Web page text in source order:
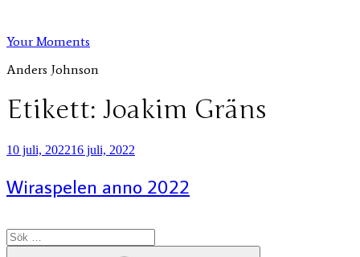
innehåll
Your Moments
Anders Johnson
Etikett: Joakim Gräns
Publicerat
10 juli, 202216 juli, 2022
Wiraspelen anno 2022
Sök
efter: